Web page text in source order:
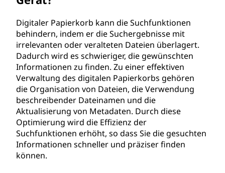
Digitaler Papierkorb kann die Suchfunktionen
behindern, indem er die Suchergebnisse mit
irrelevanten oder veralteten Dateien überlagert.
Dadurch wird es schwieriger, die gewünschten
Informationen zu finden. Zu einer effektiven
Verwaltung des digitalen Papierkorbs gehören
die Organisation von Dateien, die Verwendung
beschreibender Dateinamen und die
Aktualisierung von Metadaten. Durch diese
Optimierung wird die Effizienz der
Suchfunktionen erhöht, so dass Sie die gesuchten
Informationen schneller und präziser finden
können.